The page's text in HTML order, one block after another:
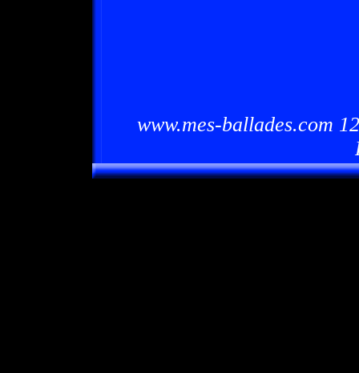
www.mes-ballades.com